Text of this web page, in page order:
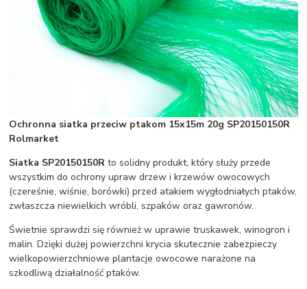
Ochronna siatka przeciw ptakom 15x15m 20g SP20150150R
Rolmarket
Siatka SP20150150R to solidny produkt, który służy przede
wszystkim do ochrony upraw drzew i krzewów owocowych
(czereśnie, wiśnie, borówki) przed atakiem wygłodniałych ptaków,
zwłaszcza niewielkich wróbli, szpaków oraz gawronów.
Świetnie sprawdzi się również w uprawie truskawek, winogron i
malin. Dzięki dużej powierzchni krycia skutecznie zabezpieczy
wielkopowierzchniowe plantacje owocowe narażone na
szkodliwą działalność ptaków.